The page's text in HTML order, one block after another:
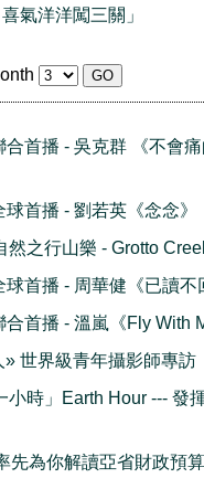
氣洋洋闖三關」
合首播 - 吳克群 《不會
球首播 - 劉若英《念念》
然之行山樂 - Grotto
球首播 - 周華健《已讀不
合首播 - 溫嵐《Fly With
» 世界級青年攝影師專訪
小時」Earth Hour --- 發
先為你解讀亞省財政預